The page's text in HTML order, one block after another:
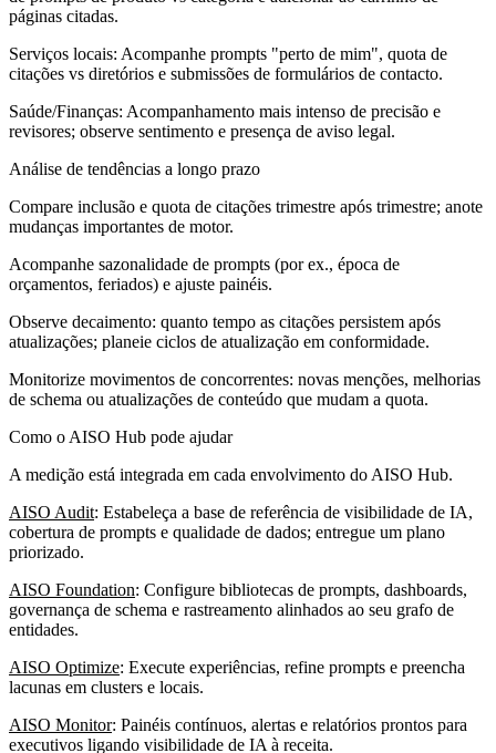
páginas citadas.
Serviços locais: Acompanhe prompts "perto de mim", quota de
citações vs diretórios e submissões de formulários de contacto.
Saúde/Finanças: Acompanhamento mais intenso de precisão e
revisores; observe sentimento e presença de aviso legal.
Análise de tendências a longo prazo
Compare inclusão e quota de citações trimestre após trimestre; anote
mudanças importantes de motor.
Acompanhe sazonalidade de prompts (por ex., época de
orçamentos, feriados) e ajuste painéis.
Observe decaimento: quanto tempo as citações persistem após
atualizações; planeie ciclos de atualização em conformidade.
Monitorize movimentos de concorrentes: novas menções, melhorias
de schema ou atualizações de conteúdo que mudam a quota.
Como o AISO Hub pode ajudar
A medição está integrada em cada envolvimento do AISO Hub.
AISO Audit: Estabeleça a base de referência de visibilidade de IA,
cobertura de prompts e qualidade de dados; entregue um plano
priorizado.
AISO Foundation: Configure bibliotecas de prompts, dashboards,
governança de schema e rastreamento alinhados ao seu grafo de
entidades.
AISO Optimize: Execute experiências, refine prompts e preencha
lacunas em clusters e locais.
AISO Monitor: Painéis contínuos, alertas e relatórios prontos para
executivos ligando visibilidade de IA à receita.